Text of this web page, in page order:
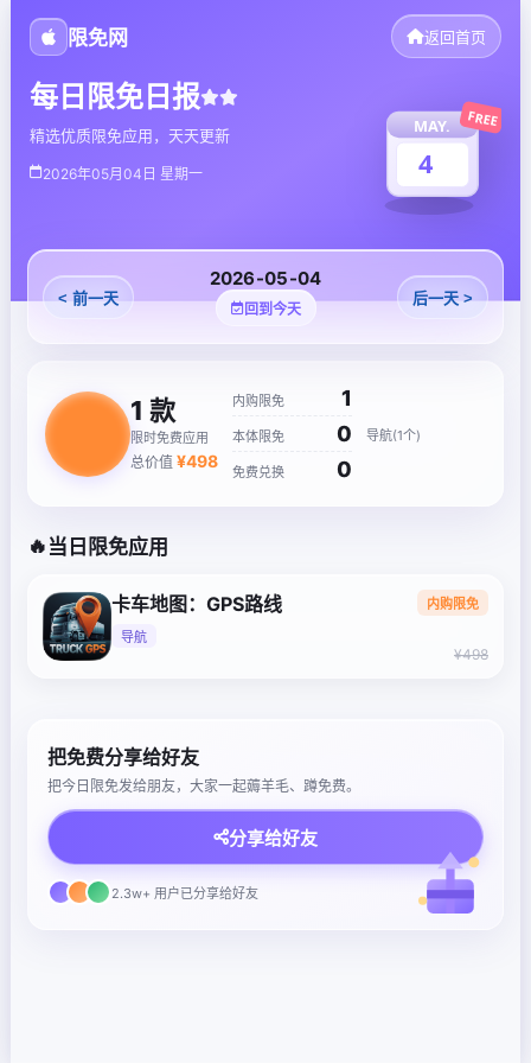
限免网 返回首页
每日限免日报
精选优质限免应用，天天更新
2026年05月04日 星期一
MAY.
4
FREE
< 前一天
2026-05-04
回到今天
后一天 >
1 款
限时免费应用
总价值 ¥498
内购限免 1
本体限免 0
免费兑换 0
导航(1个)
🔥 当日限免应用
卡车地图：GPS路线
导航
内购限免
¥498
把免费分享给好友
把今日限免发给朋友，大家一起薅羊毛、蹲免费。
分享给好友
2.3w+ 用户已分享给好友